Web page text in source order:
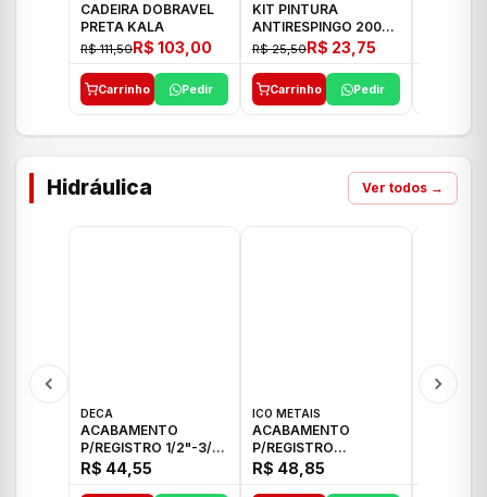
CADEIRA DOBRAVEL
PRETA KALA
R$ 111,50R$ 103,00
Carrinho Pedir
KIT PINTURA
ANTIRESPINGO 2003
ATLAS 03 PCS
R$ 25,50R$ 23,75
Carrinho Pedir
Hidráulica Ver todos →
DECA
ACABAMENTO
P/REGISTRO 1/2"-3/4"
E 1"C21.PQ DECA
R$ 44,55
ICO METAIS
ACABAMENTO
P/REGISTRO
1/2"-3/4"-1" ACB M
CS 33 ICO
R$ 48,85